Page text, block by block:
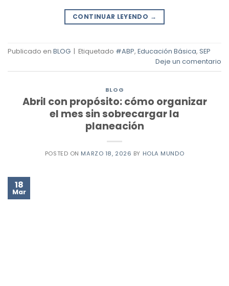
CONTINUAR LEYENDO →
Publicado en BLOG | Etiquetado #ABP, Educación Básica, SEP
Deje un comentario
BLOG
Abril con propósito: cómo organizar
el mes sin sobrecargar la
planeación
POSTED ON MARZO 18, 2026 BY HOLA MUNDO
18
Mar